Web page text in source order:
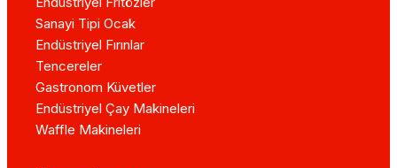
Sanayi Tipi Ocak
Endüstriyel Fırınlar
Tencereler
Gastronom Küvetler
Endüstriyel Çay Makineleri
Waffle Makineleri